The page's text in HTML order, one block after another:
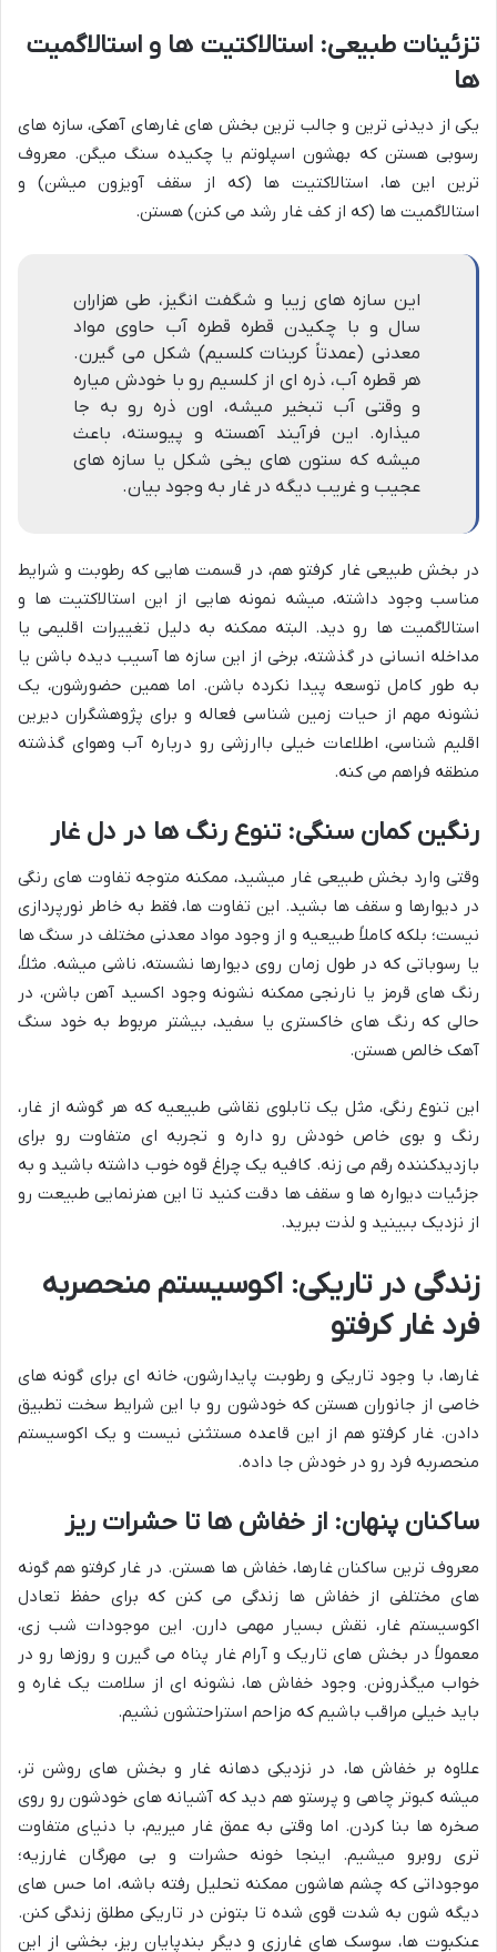
تزئینات طبیعی: استالاکتیت ها و استالاگمیت
ها
یکی از دیدنی ترین و جالب ترین بخش های غارهای آهکی، سازه های
رسوبی هستن که بهشون اسپلوتم یا چکیده سنگ میگن. معروف
ترین این ها، استالاکتیت ها (که از سقف آویزون میشن) و
استالاگمیت ها (که از کف غار رشد می کنن) هستن.
این سازه های زیبا و شگفت انگیز، طی هزاران
سال و با چکیدن قطره قطره آب حاوی مواد
معدنی (عمدتاً کربنات کلسیم) شکل می گیرن.
هر قطره آب، ذره ای از کلسیم رو با خودش میاره
و وقتی آب تبخیر میشه، اون ذره رو به جا
میذاره. این فرآیند آهسته و پیوسته، باعث
میشه که ستون های یخی شکل یا سازه های
عجیب و غریب دیگه در غار به وجود بیان.
در بخش طبیعی غار کرفتو هم، در قسمت هایی که رطوبت و شرایط
مناسب وجود داشته، میشه نمونه هایی از این استالاکتیت ها و
استالاگمیت ها رو دید. البته ممکنه به دلیل تغییرات اقلیمی یا
مداخله انسانی در گذشته، برخی از این سازه ها آسیب دیده باشن یا
به طور کامل توسعه پیدا نکرده باشن. اما همین حضورشون، یک
نشونه مهم از حیات زمین شناسی فعاله و برای پژوهشگران دیرین
اقلیم شناسی، اطلاعات خیلی باارزشی رو درباره آب وهوای گذشته
منطقه فراهم می کنه.
رنگین کمان سنگی: تنوع رنگ ها در دل غار
وقتی وارد بخش طبیعی غار میشید، ممکنه متوجه تفاوت های رنگی
در دیوارها و سقف ها بشید. این تفاوت ها، فقط به خاطر نورپردازی
نیست؛ بلکه کاملاً طبیعیه و از وجود مواد معدنی مختلف در سنگ ها
یا رسوباتی که در طول زمان روی دیوارها نشسته، ناشی میشه. مثلاً،
رنگ های قرمز یا نارنجی ممکنه نشونه وجود اکسید آهن باشن، در
حالی که رنگ های خاکستری یا سفید، بیشتر مربوط به خود سنگ
آهک خالص هستن.
این تنوع رنگی، مثل یک تابلوی نقاشی طبیعیه که هر گوشه از غار،
رنگ و بوی خاص خودش رو داره و تجربه ای متفاوت رو برای
بازدیدکننده رقم می زنه. کافیه یک چراغ قوه خوب داشته باشید و به
جزئیات دیواره ها و سقف ها دقت کنید تا این هنرنمایی طبیعت رو
از نزدیک ببینید و لذت ببرید.
زندگی در تاریکی: اکوسیستم منحصربه
فرد غار کرفتو
غارها، با وجود تاریکی و رطوبت پایدارشون، خانه ای برای گونه های
خاصی از جانوران هستن که خودشون رو با این شرایط سخت تطبیق
دادن. غار کرفتو هم از این قاعده مستثنی نیست و یک اکوسیستم
منحصربه فرد رو در خودش جا داده.
ساکنان پنهان: از خفاش ها تا حشرات ریز
معروف ترین ساکنان غارها، خفاش ها هستن. در غار کرفتو هم گونه
های مختلفی از خفاش ها زندگی می کنن که برای حفظ تعادل
اکوسیستم غار، نقش بسیار مهمی دارن. این موجودات شب زی،
معمولاً در بخش های تاریک و آرام غار پناه می گیرن و روزها رو در
خواب میگذرونن. وجود خفاش ها، نشونه ای از سلامت یک غاره و
باید خیلی مراقب باشیم که مزاحم استراحتشون نشیم.
علاوه بر خفاش ها، در نزدیکی دهانه غار و بخش های روشن تر،
میشه کبوتر چاهی و پرستو هم دید که آشیانه های خودشون رو روی
صخره ها بنا کردن. اما وقتی به عمق غار میریم، با دنیای متفاوت
تری روبرو میشیم. اینجا خونه حشرات و بی مهرگان غارزیه؛
موجوداتی که چشم هاشون ممکنه تحلیل رفته باشه، اما حس های
دیگه شون به شدت قوی شده تا بتونن در تاریکی مطلق زندگی کنن.
عنکبوت ها، سوسک های غارزی و دیگر بندپایان ریز، بخشی از این